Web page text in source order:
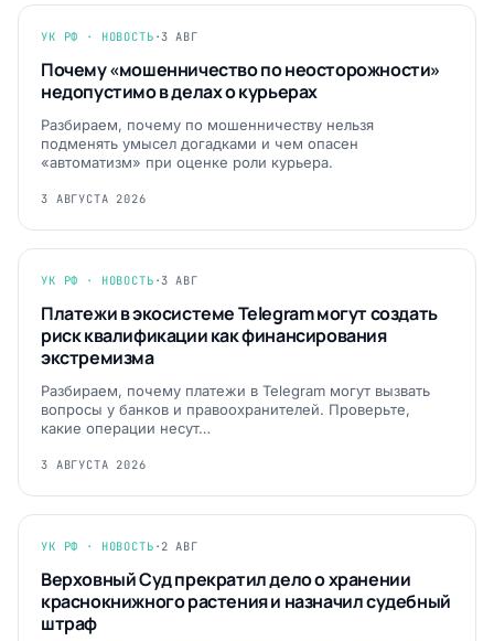
УК РФ · НОВОСТЬ ·3 АВГ
Почему «мошенничество по неосторожности»
недопустимо в делах о курьерах
Разбираем, почему по мошенничеству нельзя
подменять умысел догадками и чем опасен
«автоматизм» при оценке роли курьера.
3 АВГУСТА 2026
УК РФ · НОВОСТЬ ·3 АВГ
Платежи в экосистеме Telegram могут создать
риск квалификации как финансирования
экстремизма
Разбираем, почему платежи в Telegram могут вызвать
вопросы у банков и правоохранителей. Проверьте,
какие операции несут…
3 АВГУСТА 2026
УК РФ · НОВОСТЬ · 2 АВГ
Верховный Суд прекратил дело о хранении
краснокнижного растения и назначил судебный
штраф